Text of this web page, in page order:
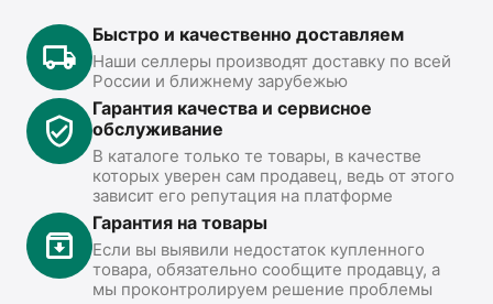
Быстро и качественно доставляем
Наши селлеры производят доставку по всей
России и ближнему зарубежью
Гарантия качества и сервисное
обслуживание
В каталоге только те товары, в качестве
которых уверен сам продавец, ведь от этого
зависит его репутация на платформе
Гарантия на товары
Если вы выявили недостаток купленного
товара, обязательно сообщите продавцу, а
мы проконтролируем решение проблемы